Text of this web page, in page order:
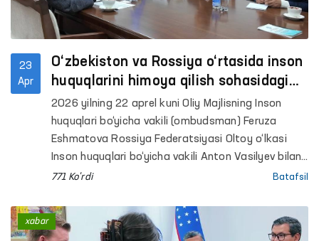
23
Apr
O‘zbekiston va Rossiya o‘rtasida inson
huquqlarini himoya qilish sohasidagi
hamkorlik masalalari muhokama qilindi
2026 yilning 22 aprel kuni Oliy Majlisning Inson
huquqlari bo‘yicha vakili (ombudsman) Feruza
Eshmatova Rossiya Federatsiyasi Oltoy o‘lkasi
Inson huquqlari bo‘yicha vakili Anton Vasilyev bilan
uchrashdi.
771 Ko'rdi Batafsil
xabar